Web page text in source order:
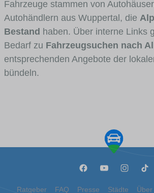
Fahrzeuge stammen von
Autohändlern aus Wuppertal, die
Bestand haben. Über interne Links
Bedarf zu Fahrzeugsuchen nach
entsprechenden Angebote der
bündeln.
Ratgeber FAQ Presse Städte Über